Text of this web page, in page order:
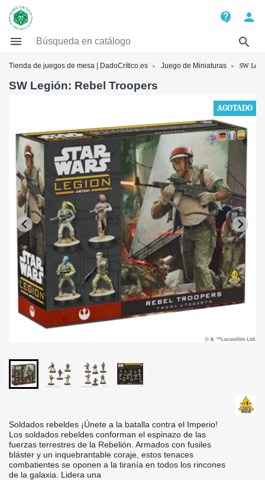
contact_support
person


Tienda de juegos de mesa | DadoCrítico.es Juego de Miniaturas SW
SW Legión: Rebel Troopers
AGOTADO
Soldados rebeldes ¡Únete a la batalla contra el Imperio!
Los soldados rebeldes conforman el espinazo de las
fuerzas terrestres de la Rebelión. Armados con fusiles
bláster y un inquebrantable coraje, estos tenaces
combatientes se oponen a la tiranía en todos los rincones
de la galaxia. Lidera una